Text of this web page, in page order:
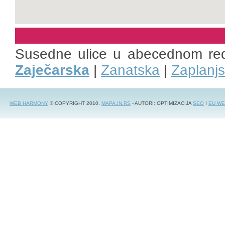
Susedne ulice u abecednom
Zaječarska | Zanatska |
WEB HARMONY © COPYRIGHT 2010. MAPA.IN.RS - AUTORI: OPTIMIZACIJASEO I EU